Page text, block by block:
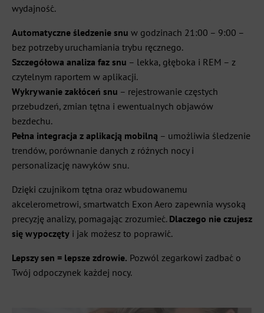
wydajność.
Automatyczne śledzenie snu w godzinach 21:00 – 9:00 –
bez potrzeby uruchamiania trybu ręcznego.
Szczegółowa analiza faz snu – lekka, głęboka i REM – z
czytelnym raportem w aplikacji.
Wykrywanie zakłóceń snu – rejestrowanie częstych
przebudzeń, zmian tętna i ewentualnych objawów
bezdechu.
Pełna integracja z aplikacją mobilną – umożliwia śledzenie
trendów, porównanie danych z różnych nocy i
personalizację nawyków snu.
Dzięki czujnikom tętna oraz wbudowanemu
akcelerometrowi, smartwatch Exon Aero zapewnia wysoką
precyzję analizy, pomagając zrozumieć. Dlaczego nie czujesz
się wypoczęty i jak możesz to poprawić.
Lepszy sen = lepsze zdrowie. Pozwól zegarkowi zadbać o
Twój odpoczynek każdej nocy.